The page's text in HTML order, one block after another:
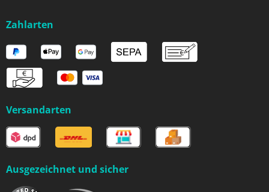
Zahlarten
Versandarten
Ausgezeichnet und sicher